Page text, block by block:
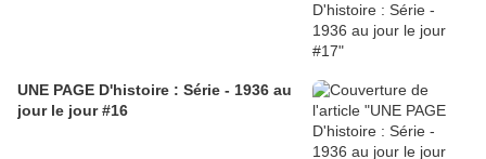
UNE PAGE D'histoire : Série - 1936 au
jour le jour #16